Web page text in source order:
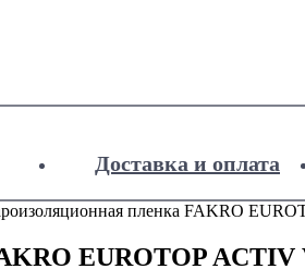
Доставка и оплата
пленка FAKRO
EUROTOP ACTIV